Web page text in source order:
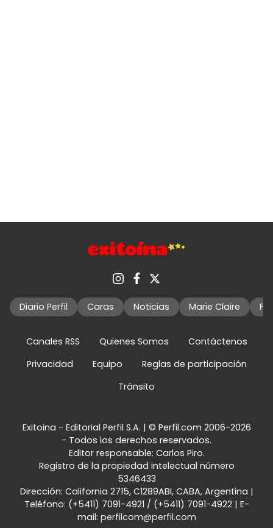
Diario Perfil Caras Noticias Marie Claire
Canales RSS Quienes Somos
Contáctenos
Privacidad
Equipo
Reglas de participación
Tránsito
Exitoina - Editorial Perfil S.A. | © Perfil.com 2006-2026
- Todos los derechos reservados.
Editor responsable: Carlos Piro.
Registro de la propiedad intelectual número
5346433
Dirección: California 2715, C1289ABI, CABA, Argentina |
Teléfono: (+5411) 7091-4921 / (+5411) 7091-4922| E-
mail: perfilcom@perfil.com